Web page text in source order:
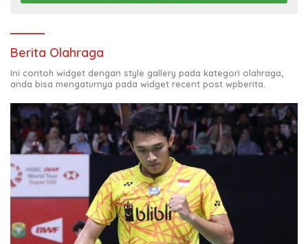
Berita Olahraga
Ini contoh widget dengan style gallery pada kategori olahraga,
anda bisa mengaturnya pada widget recent post wpberita.